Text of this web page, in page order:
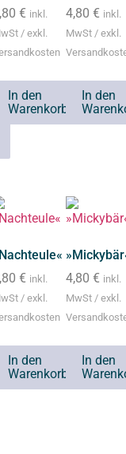
€ inkl.
/ exkl.
In den
Warenkorb
4,80 € inkl.
MwSt / exkl.
In den
€ inkl.
/ exkl.
In den
Warenkorb
4,80 € inkl.
MwSt / exkl.
In den